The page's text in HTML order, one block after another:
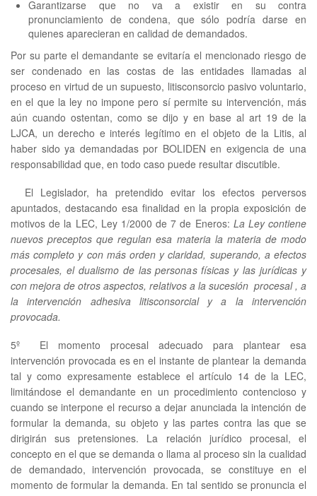
Garantizarse que no va a existir en su contra
pronunciamiento de condena, que sólo podría darse en
quienes aparecieran en calidad de demandados.
Por su parte el demandante se evitaría el mencionado riesgo de
ser condenado en las costas de las entidades llamadas al
proceso en virtud de un supuesto, litisconsorcio pasivo voluntario,
en el que la ley no impone pero sí permite su intervención, más
aún cuando ostentan, como se dijo y en base al art 19 de la
LJCA, un derecho e interés legítimo en el objeto de la Litis, al
haber sido ya demandadas por BOLIDEN en exigencia de una
responsabilidad que, en todo caso puede resultar discutible.
El Legislador, ha pretendido evitar los efectos perversos
apuntados, destacando esa finalidad en la propia exposición de
motivos de la LEC, Ley 1/2000 de 7 de Eneros: La Leycontiene
nuevos preceptos que regulan esa materia la materia de modo
más completo y con más orden y claridad, superando, a efectos
procesales, el dualismo de las personas físicas y las jurídicas y
con mejora de otros aspectos, relativos a la sucesión procesal , a
la intervención adhesiva litisconsorcial y a la intervención
provocada.
5º El momento procesal adecuado para plantear esa
intervención provocada es en el instante de plantear la demanda
tal y como expresamente establece el artículo 14 de la LEC,
limitándose el demandante en un procedimiento contencioso y
cuando se interpone el recurso a dejar anunciada la intención de
formular la demanda, su objeto y las partes contra las que se
dirigirán sus pretensiones. La relación jurídico procesal, el
concepto en el que se demanda o llama al proceso sin la cualidad
de demandado, intervención provocada, se constituye en el
momento de formular la demanda. En tal sentido se pronuncia el